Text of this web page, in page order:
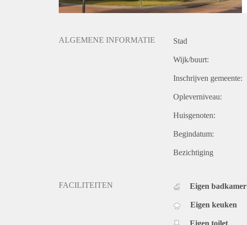
ALGEMENE INFORMATIE Stad
Wijk/buurt:
Inschrijven gemeente:
Opleverniveau:
Huisgenoten:
Begindatum:
Bezichtiging
FACILITEITEN Eigen badkamer
Eigen keuken